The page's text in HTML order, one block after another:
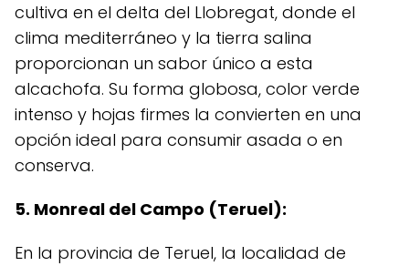
cultiva en el delta del Llobregat, donde el
clima mediterráneo y la tierra salina
proporcionan un sabor único a esta
alcachofa. Su forma globosa, color verde
intenso y hojas firmes la convierten en una
opción ideal para consumir asada o en
conserva.
5. Monreal del Campo (Teruel):
En la provincia de Teruel, la localidad de